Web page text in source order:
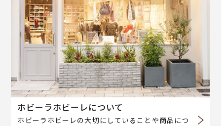
ホビーラホビーレについて
ホビーラホビーレの大切にしていることや商品につ